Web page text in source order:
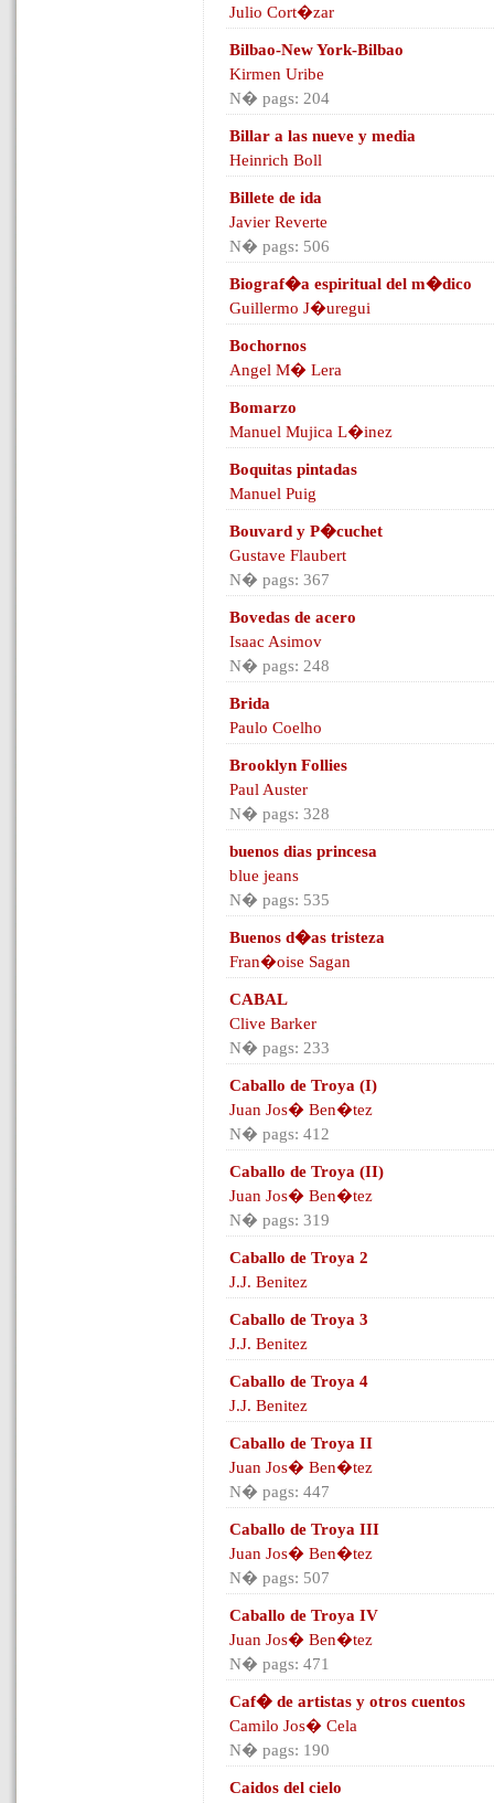
Julio Cort�zar
Bilbao-New York-Bilbao
Kirmen Uribe
N� pags: 204
Billar a las nueve y media
Heinrich Boll
Billete de ida
Javier Reverte
N� pags: 506
Biograf�a espiritual del m�dico
Guillermo J�uregui
Bochornos
Angel M� Lera
Bomarzo
Manuel Mujica L�inez
Boquitas pintadas
Manuel Puig
Bouvard y P�cuchet
Gustave Flaubert
N� pags: 367
Bovedas de acero
Isaac Asimov
N� pags: 248
Brida
Paulo Coelho
Brooklyn Follies
Paul Auster
N� pags: 328
buenos dias princesa
blue jeans
N� pags: 535
Buenos d�as tristeza
Fran�oise Sagan
CABAL
Clive Barker
N� pags: 233
Caballo de Troya (I)
Juan Jos� Ben�tez
N� pags: 412
Caballo de Troya (II)
Juan Jos� Ben�tez
N� pags: 319
Caballo de Troya 2
J.J. Benitez
Caballo de Troya 3
J.J. Benitez
Caballo de Troya 4
J.J. Benitez
Caballo de Troya II
Juan Jos� Ben�tez
N� pags: 447
Caballo de Troya III
Juan Jos� Ben�tez
N� pags: 507
Caballo de Troya IV
Juan Jos� Ben�tez
N� pags: 471
Caf� de artistas y otros cuentos
Camilo Jos� Cela
N� pags: 190
Caidos del cielo